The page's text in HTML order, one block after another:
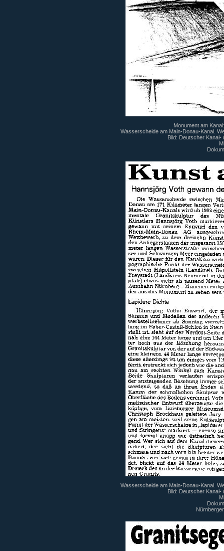
Monument am
Wasserscheide am Main-Donau-Kanal.
Bild: Deutscher
Wasserscheide am Main-Donau-Kanal.
Bild: Deutscher